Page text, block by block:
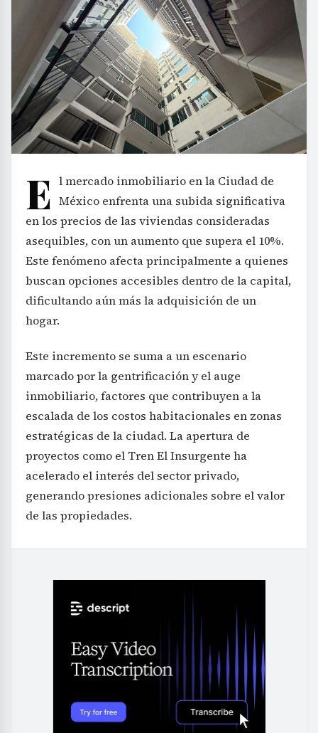
E l mercado inmobiliario en la Ciudad de
México enfrenta una subida significativa
en los precios de las viviendas consideradas
asequibles, con un aumento que supera el 10%.
Este fenómeno afecta principalmente a quienes
buscan opciones accesibles dentro de la capital,
dificultando aún más la adquisición de un
hogar.
Este incremento se suma a un escenario
marcado por la gentrificación y el auge
inmobiliario, factores que contribuyen a la
escalada de los costos habitacionales en zonas
estratégicas de la ciudad. La apertura de
proyectos como el Tren El Insurgente ha
acelerado el interés del sector privado,
generando presiones adicionales sobre el valor
de las propiedades.